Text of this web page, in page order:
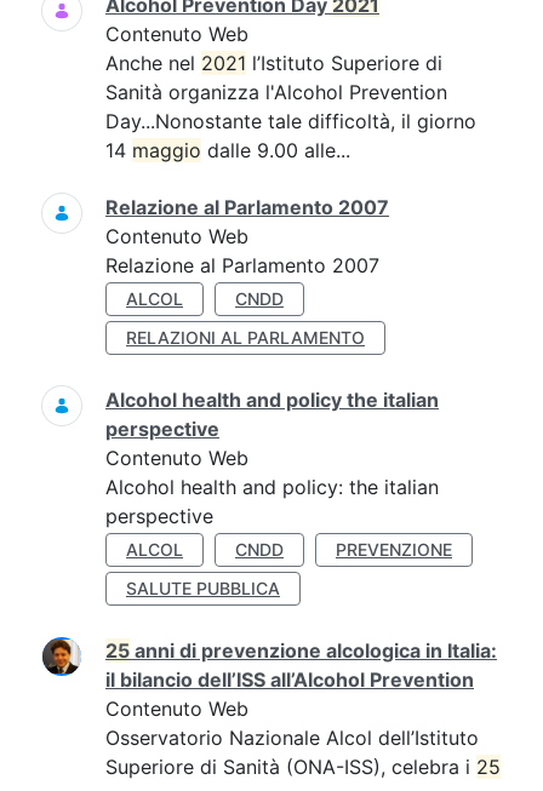
Alcohol Prevention Day 2021
Contenuto Web
Anche nel 2021 l’Istituto Superiore di
Sanità organizza l'Alcohol Prevention
Day...Nonostante tale difficoltà, il giorno
14 maggio dalle 9.00 alle...
Relazione al Parlamento 2007
Contenuto Web
Relazione al Parlamento 2007
ALCOL
CNDD
RELAZIONI AL PARLAMENTO
Alcohol health and policy the italian
perspective
Contenuto Web
Alcohol health and policy: the italian
perspective
ALCOL CNDD
PREVENZIONE
SALUTE PUBBLICA
25 anni di prevenzione alcologica in Italia:
il bilancio dell’ISS all’Alcohol Prevention
Contenuto Web
Osservatorio Nazionale Alcol dell’Istituto
Superiore di Sanità (ONA-ISS), celebra i 25